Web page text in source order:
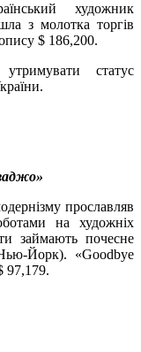
художник
з молотка торгів
$ 186,200.
статус
прославляв
на художніх
займають почесне
Йорк). «Goodbye
97,179.